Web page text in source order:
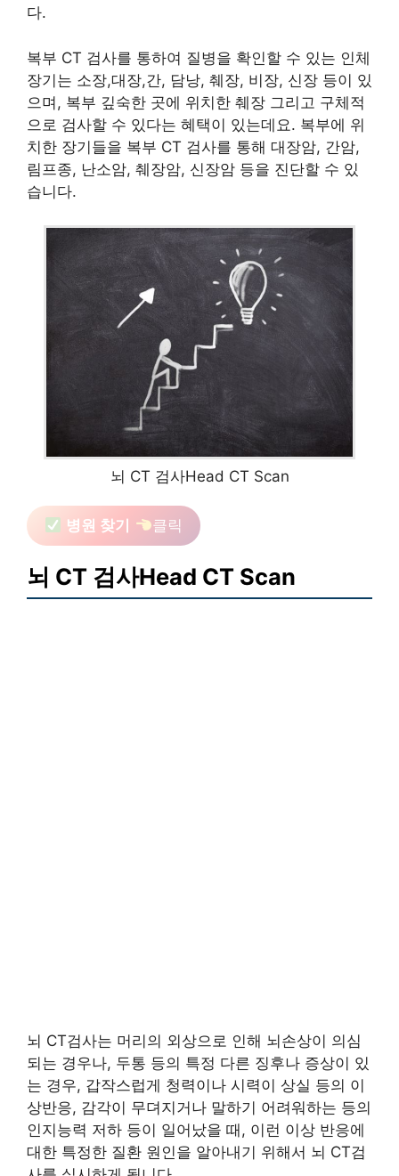
다.
복부 CT 검사를 통하여 질병을 확인할 수 있는 인체
장기는 소장,대장,간, 담낭, 췌장, 비장, 신장 등이 있
으며, 복부 깊숙한 곳에 위치한 췌장 그리고 구체적
으로 검사할 수 있다는 혜택이 있는데요. 복부에 위
치한 장기들을 복부 CT 검사를 통해 대장암, 간암,
림프종, 난소암, 췌장암, 신장암 등을 진단할 수 있
습니다.
뇌 CT 검사Head CT Scan
병원 찾기 클릭
뇌 CT 검사Head CT Scan
뇌 CT검사는 머리의 외상으로 인해 뇌손상이 의심
되는 경우나, 두통 등의 특정 다른 징후나 증상이 있
는 경우, 갑작스럽게 청력이나 시력이 상실 등의 이
상반응, 감각이 무뎌지거나 말하기 어려워하는 등의
인지능력 저하 등이 일어났을 때, 이런 이상 반응에
대한 특정한 질환 원인을 알아내기 위해서 뇌 CT검